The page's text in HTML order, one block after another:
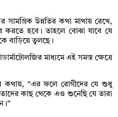
সামগ্রিক উন্নতির কথা মাথায় রেখে,
করতে হবে। তাহলে বোঝা যাবে যে
বাড়িয়ে তুলছে।
মাধ্যমে এই সমস্ত ক্ষেত্রে
কথায়, "এর ফলে রোগীদের যে শুধু
কাছ থেকে এও শুনেছি যে তারা